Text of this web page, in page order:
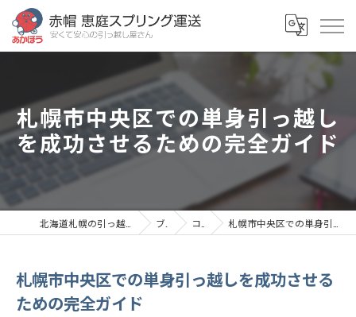
札幌市中央区での単身引っ越し
を成功させるための完全ガイド
ブログ コラム 札幌市中央区での単身引っ越しを成功させるための完全ガイド
札幌市中央区での単身引っ越しを成功させる
ための完全ガイド